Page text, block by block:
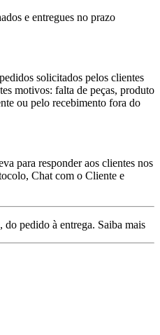
e entregues no prazo
solicitados pelos clientes
motivos: falta de peças, produto
ou pelo recebimento fora do
para responder aos clientes nos
Chat com o Cliente e
do pedido à entrega. Saiba mais